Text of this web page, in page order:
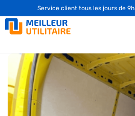
Service client tous les jours de 9h